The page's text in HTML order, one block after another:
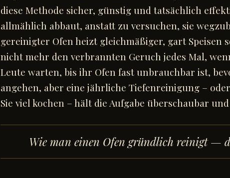
diese Methode sicher, günstig und tatsächlich
allmählich abbaut, anstatt zu versuchen, sie
gereinigter Ofen heizt gleichmäßiger, gart
nicht mehr den verbrannten Geruch jedes Mal,
Leute warten, bis ihr Ofen fast unbrauchbar ist,
angehen, aber eine jährliche Tiefenreinigung –
Sie viel kochen – hält die Aufgabe überschaubar
Wie man einen Ofen gründlich reinigt—